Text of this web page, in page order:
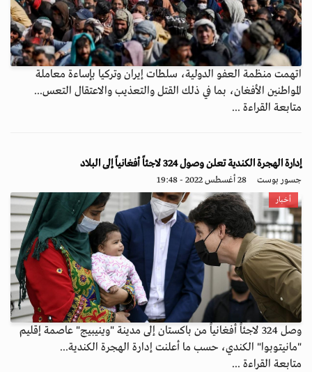
اتهمت منظمة العفو الدولية، سلطات إيران وتركيا بإساءة معاملة
المواطنين الأفغان، بما في ذلك القتل والتعذيب والاعتقال التعس...
متابعة القراءة ...
إدارة الهجرة الكندية تعلن وصول 324 لاجئاً أفغانياً إلى البلاد
جسور بوست 28 أغسطس 2022 - 19:48
أخبار
وصل 324 لاجئاً أفغانياً من باكستان إلى مدينة "وينيبيج" عاصمة إقليم
"مانيتوبوا" الكندي، حسب ما أعلنت إدارة الهجرة الكندية...
متابعة القراءة ...